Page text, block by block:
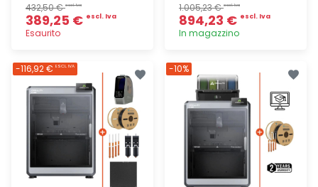
432,50 €escl. Iva
389,25 € escl. Iva
Esaurito
1.005,23 €escl. Iva
894,23 € escl. Iva
In magazzino
-116,92 € ESCL. IVA -10%